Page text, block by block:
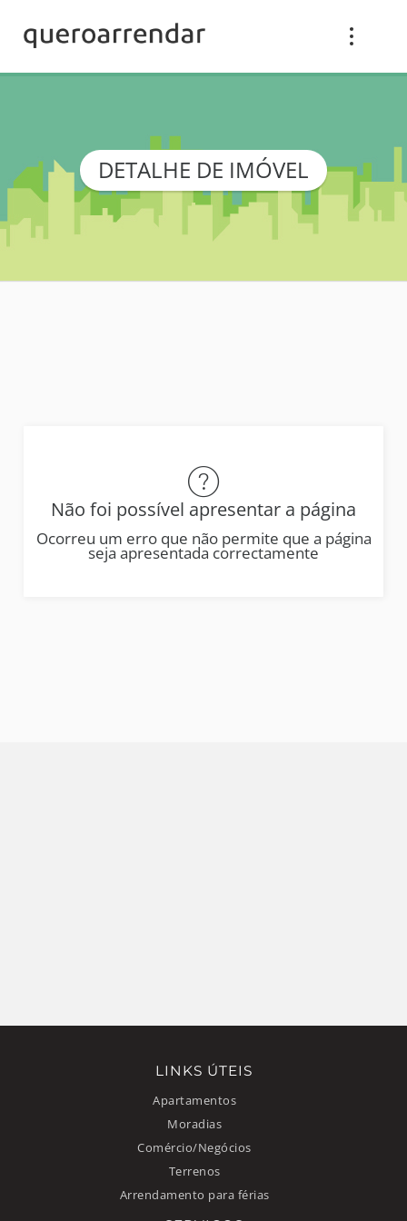
DETALHE DE IMÓVEL
Não foi possível apresentar a página
Ocorreu um erro que não permite que a página
seja apresentada correctamente
LINKS ÚTEIS
Apartamentos
Moradias
Comércio/Negócios
Terrenos
Arrendamento para férias